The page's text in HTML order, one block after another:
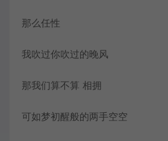
那么任性
我吹过你吹过的晚风
那我们算不算 相拥
可如梦初醒般的两手空空